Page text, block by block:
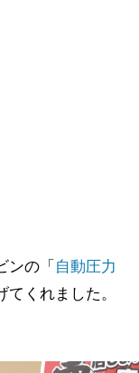
ンの「自動圧力
てくれました。